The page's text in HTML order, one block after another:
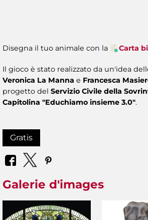
Disegna il tuo animale con la Carta
Il gioco è stato realizzato da un'idea
Veronica La Manna e Francesca
progetto del Servizio Civile della
Capitolina "Educhiamo insieme 3.0".
Gratis
Galerie d'images